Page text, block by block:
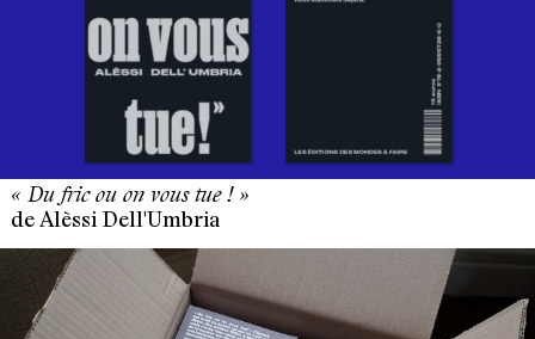
« Du fric ou on vous tue ! »
de Alèssi Dell'Umbria